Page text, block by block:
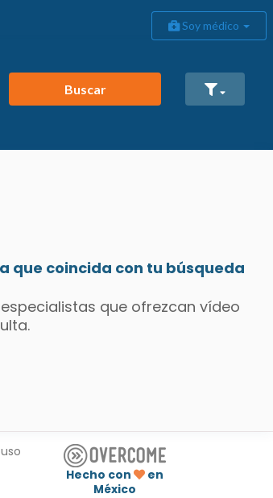
Soy médico
Buscar
que coincida con tu búsqueda
que ofrezcan vídeo
Hecho con
en
México